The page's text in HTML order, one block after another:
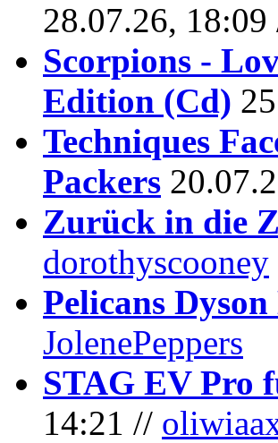
28.07.26, 18:09
Scorpions -
Edition (Cd)
Techniques
Packers
Zurück in die
dorothyscooney
Pelicans
JolenePeppers
STAG EV Pro
14:21 //